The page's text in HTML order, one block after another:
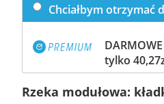
Chciałbym otrzymać
tylko
Rzeka modułowa: